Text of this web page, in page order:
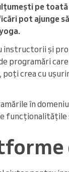
pe
pot ajunge
și
programări
poți crea cu
în
funcționalitățile